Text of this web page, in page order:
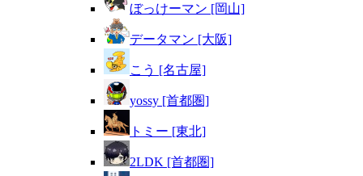
ぼっけーマン [岡山]
データマン [大阪]
こう [名古屋]
yossy [首都圏]
トミー [東北]
2LDK [首都圏]